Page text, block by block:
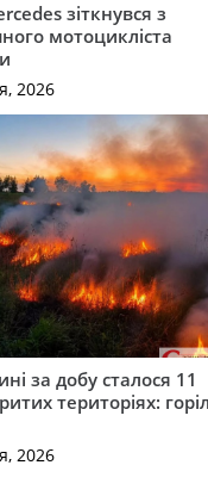
зіткнувся з
мотоцикліста
2026
за добу сталося 11
територіях:
2026